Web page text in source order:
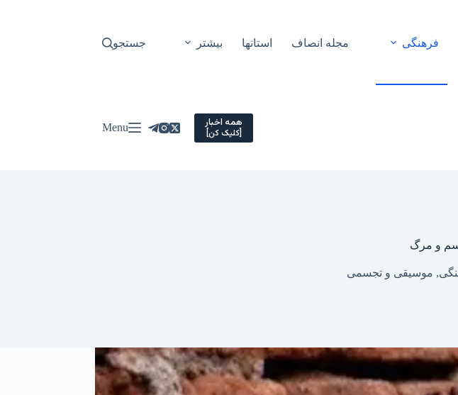
فرهنگی مجله انصاف استانها بیشتر جستجو
همه اخبار
[کلیک کن] Menu
و مرگ
, موسیقی و تجسمی